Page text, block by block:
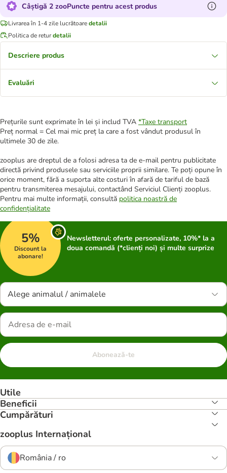
Câștigă 2 zooPuncte pentru acest produs
Livrarea în 1-4 zile lucrătoaredetalii
Politica de returdetalii
Descriere produs
Evaluări
Prețurile sunt exprimate în lei și includ TVA *Taxe transport
Preț normal = Cel mai mic preț la care a fost vândut produsul în
ultimele 30 de zile.
zooplus are dreptul de a folosi adresa ta de e-mail pentru publicitate
directă privind produsele sau serviciile proprii similare. Te poți opune în
orice moment, fără a suporta alte costuri în afară de tariful de bază
pentru transmiterea mesajului, contactând Serviciul Clienți zooplus.
Pentru mai multe informații, consultă politica noastră de
confidențialitate
5%
Discount la
abonare!
Newsletterul: oferte personalizate, 10%* la a
doua comandă (*clienți noi) și multe surprize
Alege animalul / animalele
Abonează-te
Utile
Beneficii
Cumpărături
zooplus Internațional
România / ro